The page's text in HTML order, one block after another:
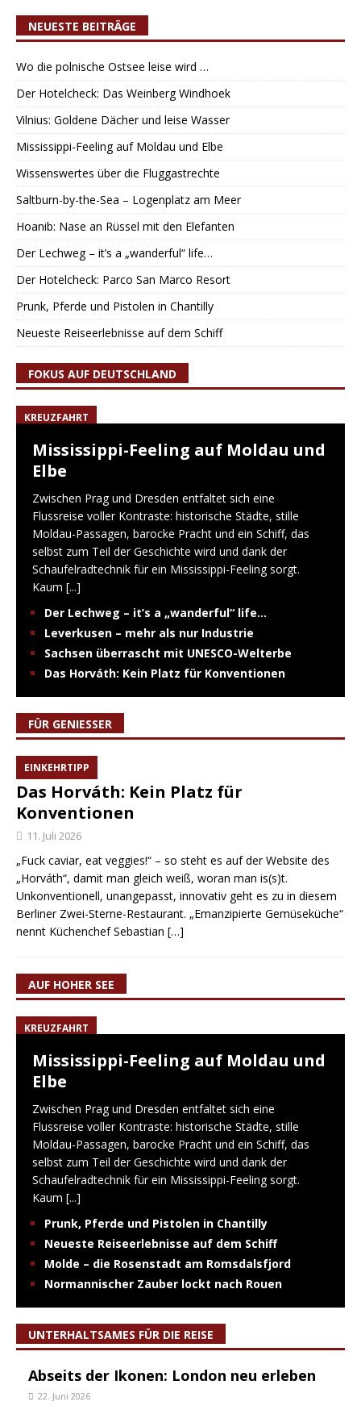
NEUESTE BEITRÄGE
Wo die polnische Ostsee leise wird …
Der Hotelcheck: Das Weinberg Windhoek
Vilnius: Goldene Dächer und leise Wasser
Mississippi-Feeling auf Moldau und Elbe
Wissenswertes über die Fluggastrechte
Saltburn-by-the-Sea – Logenplatz am Meer
Hoanib: Nase an Rüssel mit den Elefanten
Der Lechweg – it’s a „wanderful“ life…
Der Hotelcheck: Parco San Marco Resort
Prunk, Pferde und Pistolen in Chantilly
Neueste Reiseerlebnisse auf dem Schiff
FOKUS AUF DEUTSCHLAND
KREUZFAHRT
Mississippi-Feeling auf Moldau und
Elbe
Zwischen Prag und Dresden entfaltet sich eine
Flussreise voller Kontraste: historische Städte, stille
Moldau-Passagen, barocke Pracht und ein Schiff, das
selbst zum Teil der Geschichte wird und dank der
Schaufelradtechnik für ein Mississippi-Feeling sorgt.
Kaum [...]
Der Lechweg – it’s a „wanderful“ life…
Leverkusen – mehr als nur Industrie
Sachsen überrascht mit UNESCO-Welterbe
Das Horváth: Kein Platz für Konventionen
FÜR GENIESSER
EINKEHRTIPP
Das Horváth: Kein Platz für
Konventionen
11. Juli 2026
„Fuck caviar, eat veggies!“ – so steht es auf der Website des
„Horváth“, damit man gleich weiß, woran man is(s)t.
Unkonventionell, unangepasst, innovativ geht es zu in diesem
Berliner Zwei-Sterne-Restaurant. „Emanzipierte Gemüseküche“
nennt Küchenchef Sebastian […]
AUF HOHER SEE
KREUZFAHRT
Mississippi-Feeling auf Moldau und
Elbe
Zwischen Prag und Dresden entfaltet sich eine
Flussreise voller Kontraste: historische Städte, stille
Moldau-Passagen, barocke Pracht und ein Schiff, das
selbst zum Teil der Geschichte wird und dank der
Schaufelradtechnik für ein Mississippi-Feeling sorgt.
Kaum [...]
Prunk, Pferde und Pistolen in Chantilly
Neueste Reiseerlebnisse auf dem Schiff
Molde – die Rosenstadt am Romsdalsfjord
Normannischer Zauber lockt nach Rouen
UNTERHALTSAMES FÜR DIE REISE
Abseits der Ikonen: London neu erleben
22. Juni 2026